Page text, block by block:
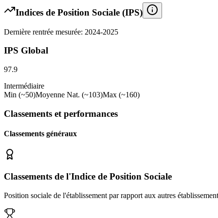
Indices de Position Sociale (IPS)
Dernière rentrée mesurée: 2024-2025
IPS Global
97.9
Intermédiaire
Min (~50)Moyenne Nat. (~103)Max (~160)
Classements et performances
Classements généraux
Classements de l'Indice de Position Sociale
Position sociale de l'établissement par rapport aux autres